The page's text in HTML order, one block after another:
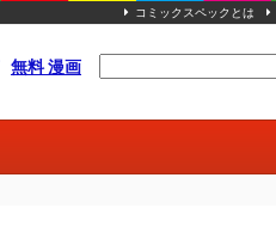
コミックスペックとは
無料 漫画